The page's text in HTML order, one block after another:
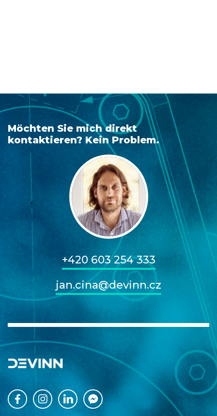
Möchten Sie mich direkt
kontaktieren? Kein Problem.
+420 603 254 333
jan.cina@devinn.cz
   